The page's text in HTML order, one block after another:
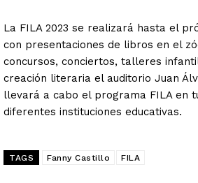
La FILA 2023 se realizará hasta el
con presentaciones de libros en el
concursos, conciertos, talleres
creación literaria el auditorio Juan
llevará a cabo el programa FILA en
diferentes instituciones educativas.
TAGS Fanny Castillo FILA